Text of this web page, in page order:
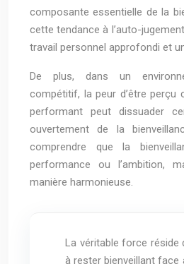
composante essentielle de la
cette tendance à l’auto-
travail personnel approfondi et
De plus, dans un
compétitif, la peur d’être
performant peut dissuader
ouvertement de la
comprendre que la
performance ou l’ambition,
manière harmonieuse.
La véritable force réside
à rester bienveillant face